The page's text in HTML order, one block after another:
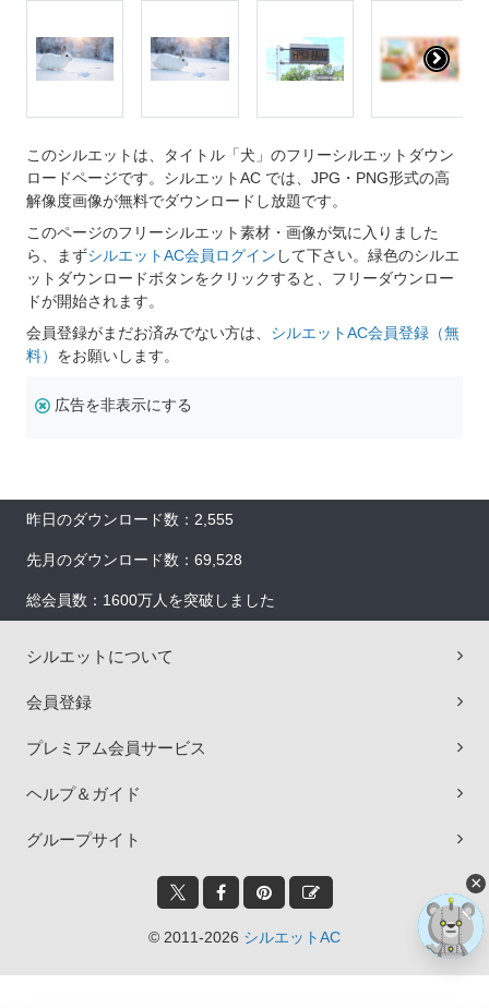
このシルエットは、タイトル「犬」のフリーシルエットダウン
ロードページです。シルエットAC では、JPG・PNG形式の高
解像度画像が無料でダウンロードし放題です。
このページのフリーシルエット素材・画像が気に入りました
ら、まずシルエットAC会員ログイン して下さい。緑色のシルエ
ットダウンロードボタンをクリックすると、フリーダウンロー
ドが開始されます。
会員登録がまだお済みでない方は、 シルエットAC会員登録（無
料） をお願いします。
広告を非表示にする
昨日のダウンロード数：2,555
先月のダウンロード数：69,528
総会員数：1600万人を突破しました
シルエットについて
会員登録
プレミアム会員サービス
ヘルプ＆ガイド
グループサイト
© 2011-2026 シルエットAC
×